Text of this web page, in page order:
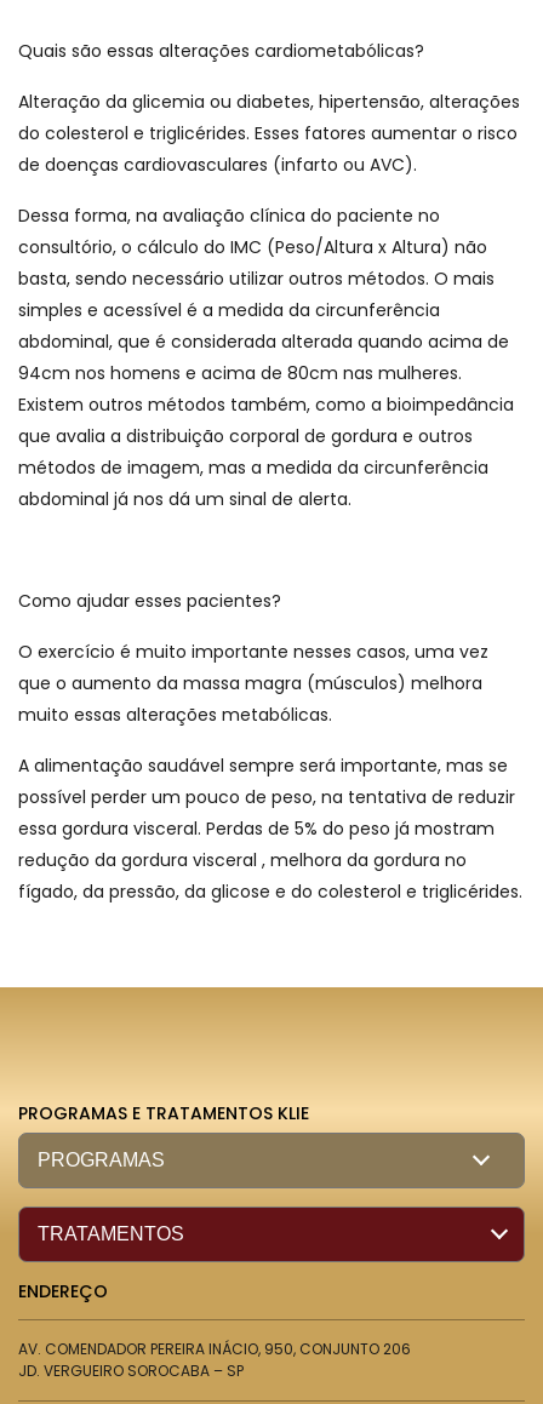
Quais são essas alterações cardiometabólicas?
Alteração da glicemia ou diabetes, hipertensão, alterações
do colesterol e triglicérides. Esses fatores aumentar o risco
de doenças cardiovasculares (infarto ou AVC).
Dessa forma, na avaliação clínica do paciente no
consultório, o cálculo do IMC (Peso/Altura x Altura) não
basta, sendo necessário utilizar outros métodos. O mais
simples e acessível é a medida da circunferência
abdominal, que é considerada alterada quando acima de
94cm nos homens e acima de 80cm nas mulheres.
Existem outros métodos também, como a bioimpedância
que avalia a distribuição corporal de gordura e outros
métodos de imagem, mas a medida da circunferência
abdominal já nos dá um sinal de alerta.
Como ajudar esses pacientes?
O exercício é muito importante nesses casos, uma vez
que o aumento da massa magra (músculos) melhora
muito essas alterações metabólicas.
A alimentação saudável sempre será importante, mas se
possível perder um pouco de peso, na tentativa de reduzir
essa gordura visceral. Perdas de 5% do peso já mostram
redução da gordura visceral , melhora da gordura no
fígado, da pressão, da glicose e do colesterol e triglicérides.
PROGRAMAS E TRATAMENTOS KLIE
ENDEREÇO
AV. COMENDADOR PEREIRA INÁCIO, 950, CONJUNTO 206
JD. VERGUEIRO SOROCABA – SP